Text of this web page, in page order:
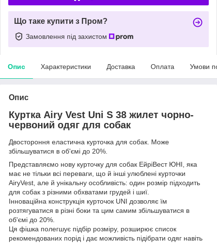
Що таке купити з Пром?
Замовлення під захистом
Опис Характеристики Доставка Оплата Умови
Опис
Куртка Airy Vest Uni S 38 жилет чорно-
червоний одяг для собак
Двостороння еластична курточка для собак. Може
збільшуватися в об'ємі до 20%.
Представляємо нову курточку для собак ЕйріВест ЮНІ, яка
має не тільки всі переваги, що й інші улюблені курточки
AiryVest, але й унікальну особливість: один розмір підходить
для собак з різними обхватами грудей і шиї.
Інноваційна конструкція курточок UNI дозволяє їм
розтягуватися в різні боки та цим самим збільшуватися в
об'ємі до 20%.
Ця фішка полегшує підбір розміру, розширює список
рекомендованих порід і дає можливість підібрати одяг навіть